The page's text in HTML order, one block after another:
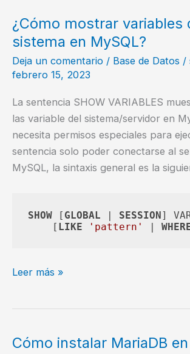
–
20230423
¿Cómo mostrar variables
sistema en MySQL?
Deja un comentario / Base de Datos /
febrero 15, 2023
La sentencia SHOW VARIABLES
las variable del sistema/servidor en
necesita permisos especiales para
sentencia solo poder conectarse al
MySQL, la sintaxis general es la
SHOW [ GLOBAL | SESSION]
    [
LIKE 'pattern' |
¿Cómo
sistema
Leer más »
Cómo instalar MariaDB